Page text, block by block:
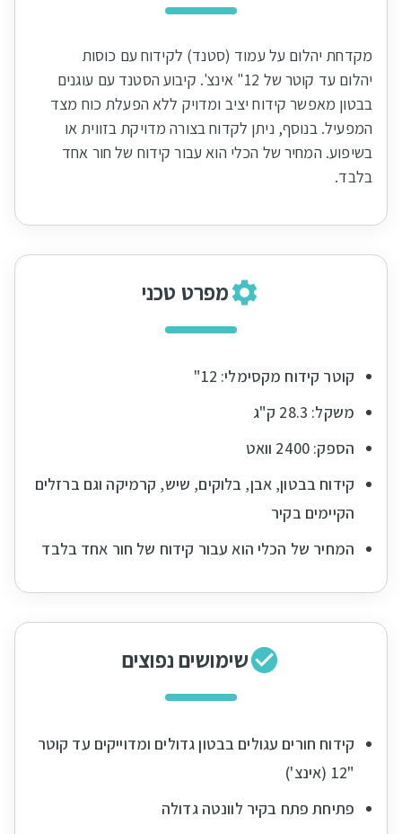
מקדחת יהלום על עמוד (סטנד) לקידוח עם כוסות
יהלום עד קוטר של 12" אינצ'. קיבוע הסטנד עם עוגנים
בבטון מאפשר קידוח יציב ומדויק ללא הפעלת כוח מצד
המפעיל. בנוסף, ניתן לקדוח בצורה מדויקת בזווית או
בשיפוע. המחיר של הכלי הוא עבור קידוח של חור אחד
בלבד.
מפרט טכני
קוטר קידוח מקסימלי: 12"
משקל: 28.3 ק"ג
הספק: 2400 וואט
קידוח בבטון, אבן, בלוקים, שיש, קרמיקה וגם ברזלים
הקיימים בקיר
המחיר של הכלי הוא עבור קידוח של חור אחד בלבד
שימושים נפוצים
קידוח חורים עגולים בבטון גדולים ומדוייקים עד קוטר
"12 (אינצ')
פתיחת פתח בקיר לוונטה גדולה